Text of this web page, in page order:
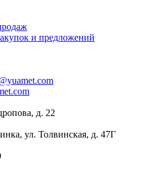
и предложений
д. 22
ул. Толвинская, д. 47Г